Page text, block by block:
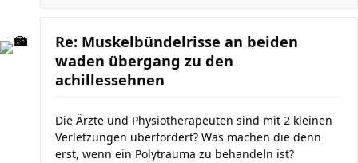
Re: Muskelbündelrisse an beiden
waden übergang zu den
achillessehnen
Die Ärzte und Physiotherapeuten sind mit 2 kleinen
Verletzungen überfordert? Was machen die denn
erst, wenn ein Polytrauma zu behandeln ist?